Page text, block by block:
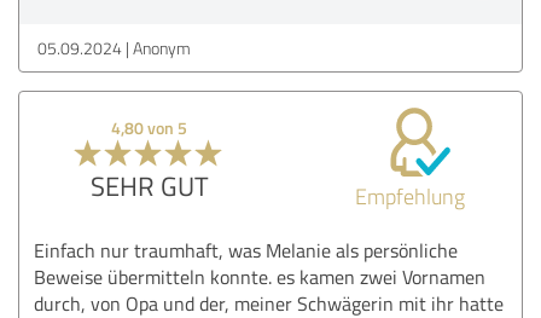
05.09.2024 Anonym
4,80 von 5
SEHR GUT Empfehlung
Einfach nur traumhaft, was Melanie als persönliche
Beweise übermitteln konnte. es kamen zwei Vornamen
durch, von Opa und der, meiner Schwägerin mit ihr hatte